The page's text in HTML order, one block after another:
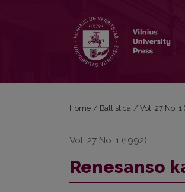
Home / Baltistica / Vol. 27 No. 1
Vol. 27 No. 1 (1992)
Renesanso